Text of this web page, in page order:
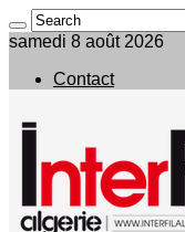
samedi 8 août 2026
Contact